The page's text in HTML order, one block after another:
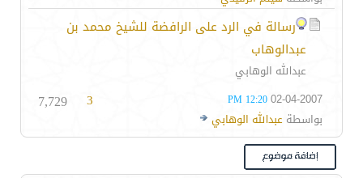
رسالة في الرد على الرافضة للشيخ محمد بن
عبدالوهاب
عبدالله الوهابي
02-04-2007
12:20 PM
بواسطة عبدالله الوهابي
3
7,729